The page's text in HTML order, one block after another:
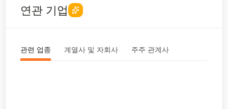
연관 기업
관련 업종 계열사 및 자회사 주주 관계사